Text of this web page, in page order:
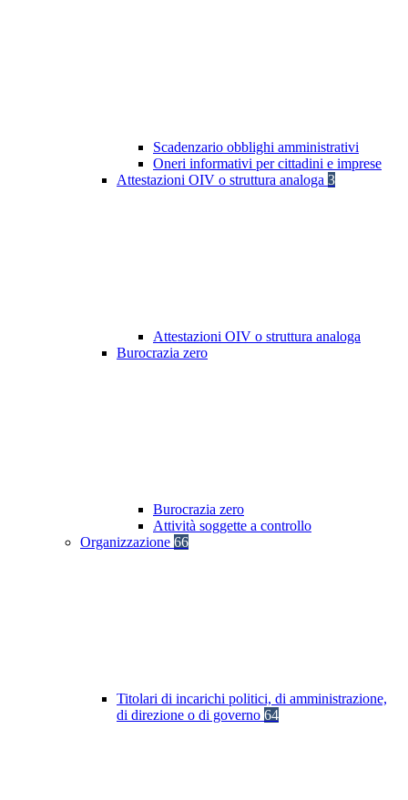
Scadenzario obblighi amministrativi
Oneri informativi per cittadini e imprese
Attestazioni OIV o struttura analoga 3
Attestazioni OIV o struttura analoga
Burocrazia zero
Burocrazia zero
Attività soggette a controllo
Organizzazione 66
Titolari di incarichi politici, di amministrazione,
di direzione o di governo 64